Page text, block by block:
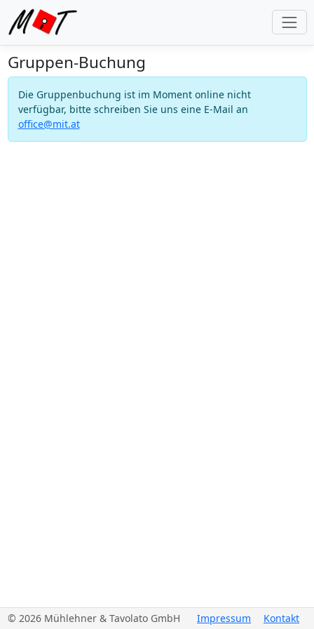
Gruppen-Buchung
Die Gruppenbuchung ist im Moment online nicht
verfügbar, bitte schreiben Sie uns eine E-Mail an
office@mit.at
© 2026 Mühlehner & Tavolato GmbH Impressum Kontakt